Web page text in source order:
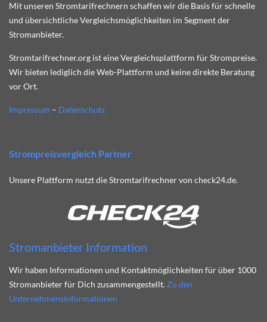
Mit unseren Stromtarifrechnern schaffen wir die Basis für schnelle
und übersichtliche Vergleichsmöglichkeiten im Segment der
Stromanbieter.
Stromtarifrechner.org ist eine Vergleichsplattform für Strompreise.
Wir bieten lediglich die Web-Plattform und keine direkte Beratung
vor Ort.
Impressum – Datenschutz
Strompreisvergleich Partner
Unsere Plattform nutzt die Stromtarifrechner von check24.de.
Stromanbieter Information
Wir haben Informationen und Kontaktmöglichkeiten für über 1000
Stromanbieter für Dich zusammengestellt. Zu den
Unternehmensinformationen